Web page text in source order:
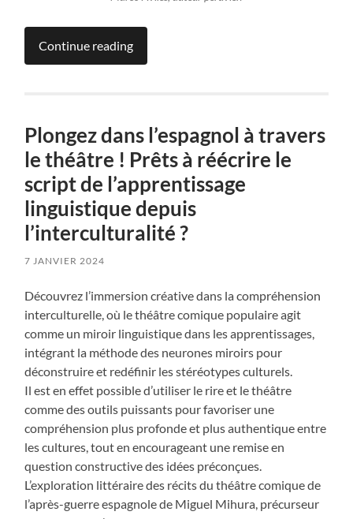
Continue reading
Plongez dans l’espagnol à travers
le théâtre ! Prêts à réécrire le
script de l’apprentissage
linguistique depuis
l’interculturalité ?
7 JANVIER 2024
Découvrez l’immersion créative dans la compréhension
interculturelle, où le théâtre comique populaire agit
comme un miroir linguistique dans les apprentissages,
intégrant la méthode des neurones miroirs pour
déconstruire et redéfinir les stéréotypes culturels.
Il est en effet possible d’utiliser le rire et le théâtre
comme des outils puissants pour favoriser une
compréhension plus profonde et plus authentique entre
les cultures, tout en encourageant une remise en
question constructive des idées préconçues.
L’exploration littéraire des récits du théâtre comique de
l’après-guerre espagnole de Miguel Mihura, précurseur